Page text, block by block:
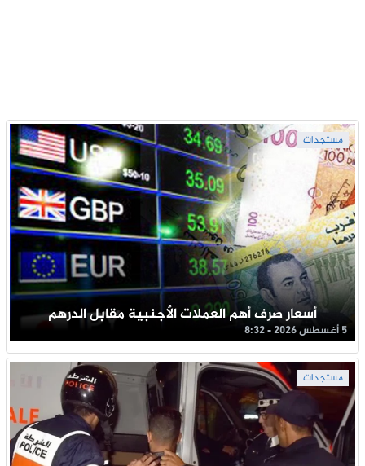
مستجدات
أسعار صرف أهم العملات الأجنبية مقابل الدرهم
5 أغسطس 2026 - 8:32
مستجدات